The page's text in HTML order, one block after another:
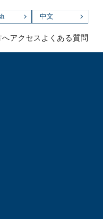
中文
へアクセス よくある質問